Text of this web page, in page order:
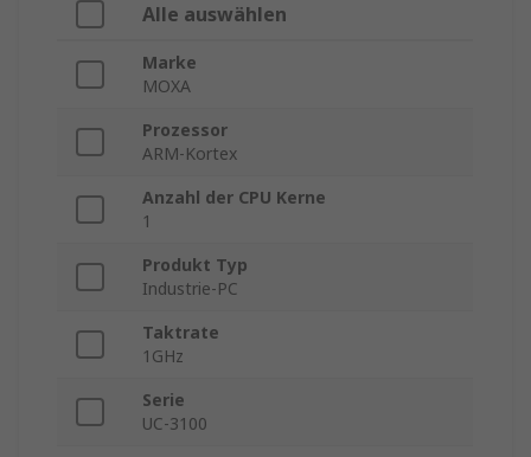
Alle auswählen
Marke
MOXA
Prozessor
ARM-Kortex
Anzahl der CPU Kerne
1
Produkt Typ
Industrie-PC
Taktrate
1GHz
Serie
UC-3100